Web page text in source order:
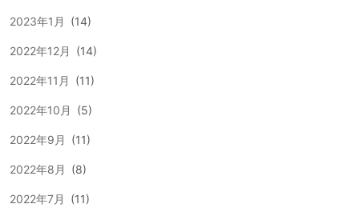
2023年1月 (14)
2022年12月 (14)
2022年11月 (11)
2022年10月 (5)
2022年9月 (11)
2022年8月 (8)
2022年7月 (11)